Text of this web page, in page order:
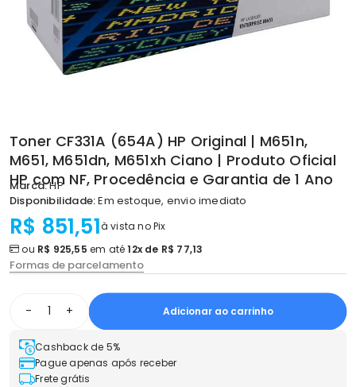
Toner CF331A (654A) HP Original | M651n,
M651, M651dn, M651xh Ciano | Produto Oficial
HP com NF, Procedência e Garantia de 1 Ano
Marca:HP
Disponibilidade:Em estoque, envio imediato
R$ 851,51à vista no Pix
ou R$ 925,55 em até12x de R$ 77,13
Formas de parcelamento
- + Adicionar ao carrinho
Cashback de 5%
Pague apenas após receber
Frete grátis